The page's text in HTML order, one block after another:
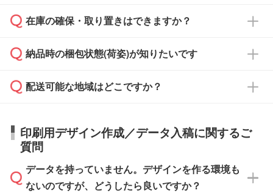
校や幼稚園・保育園であれば、同様の条件でご
ご希望の際は担当スタッフまでお気軽にご相談
ください。
たは注文フォームの『ご注文に関する備考欄』
ご入金確認後、1～2営業日で出荷いたしま
タッフまでお問い合わせください。
ル」に注文予定日をご入力いただくと、おおよ
その締切日や出荷目安をご確認いただけます。
ご希望の納期がある場合は、お問い合わせ・お
い。
応が可能かご案内いたします。
す。>>対象商品はこちら
※最短出荷日は商品によって異なります。各商
品ページにてご確認ください
在庫の確保・取り置きはできますか？
ご入金確認後に在庫を確保し、注文確定のご連
はできかねますので予めご了承ください。
納品時の梱包状態(荷姿)が知りたいです
商品によって異なります。各ページにある商品
す。(白箱、化粧箱、ブリスターパックなど)
【袋入り】 商品がひとつずつ袋に入っていま
す。(透明袋、デザイン袋など)
【個包装なし】 個包装がされていない状態で
配送可能な地域はどこですか？
日本全国へお届けが可能です。なお、海外への
直接納品は行っておりませんので予めご了承く
ださい。
印刷用デザイン作成／データ入稿に関するご
質問
データを持っていません。デザインを作る環境も
ないのですが、どうしたら良いですか？